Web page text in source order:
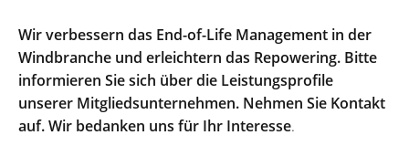
Wir verbessern das End-of-Life Management in der
Windbranche und erleichtern das Repowering. Bitte
informieren Sie sich über die Leistungsprofile
unserer Mitgliedsunternehmen. Nehmen Sie Kontakt
auf. Wir bedanken uns für Ihr Interesse.